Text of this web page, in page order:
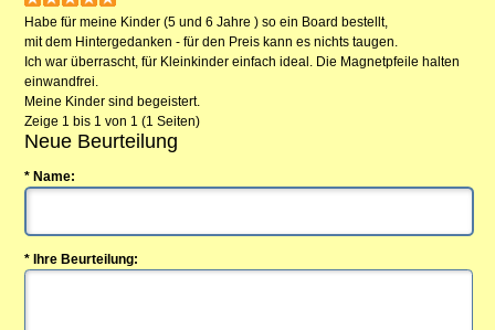
Habe für meine Kinder (5 und 6 Jahre ) so ein Board bestellt,
mit dem Hintergedanken - für den Preis kann es nichts taugen.
Ich war überrascht, für Kleinkinder einfach ideal. Die Magnetpfeile halten
einwandfrei.
Meine Kinder sind begeistert.
Zeige 1 bis 1 von 1 (1 Seiten)
Neue Beurteilung
* Name:
* Ihre Beurteilung: